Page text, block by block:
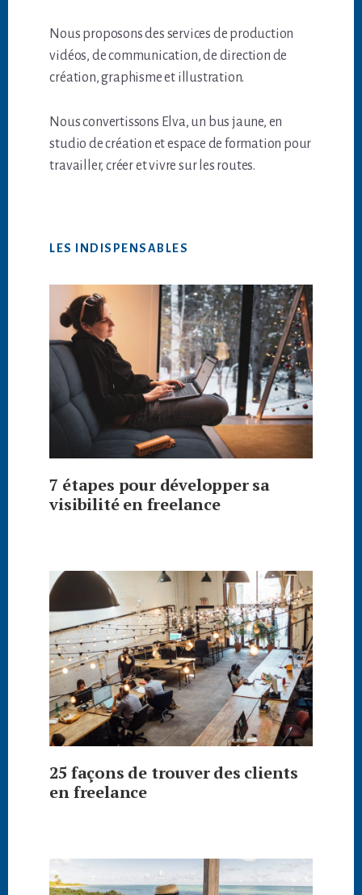
Nous proposons des services de production
vidéos, de communication, de direction de
création, graphisme et illustration.
Nous convertissons Elva, un bus jaune, en
studio de création et espace de formation pour
travailler, créer et vivre sur les routes.
LES INDISPENSABLES
7 étapes pour développer sa
visibilité en freelance
25 façons de trouver des clients
en freelance